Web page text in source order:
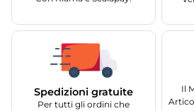
Spedizioni gratuite
Per tutti gli ordini che
Il